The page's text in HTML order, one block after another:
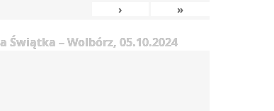
› »
Świątka – Wolbórz, 05.10.2024